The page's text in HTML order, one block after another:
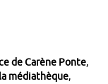
de Carène Ponte,
médiathèque,